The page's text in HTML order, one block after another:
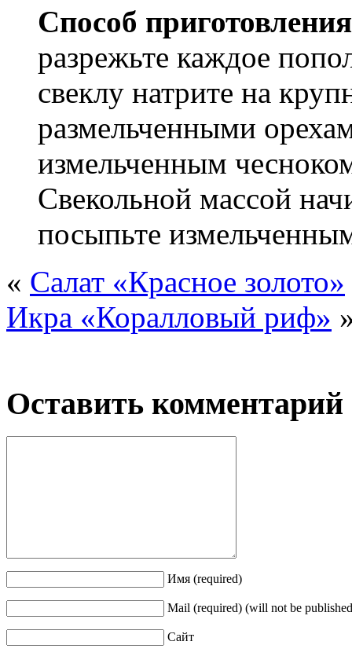
Способ
разрежьте каждое
свеклу натрите на
размельченными
измельченным
Свекольной массой
посыпьте
« Салат «Красное золото»
Икра «Коралловый риф»
Оставить комментарий
Имя (required)
Mail (required) (will not be
Сайт